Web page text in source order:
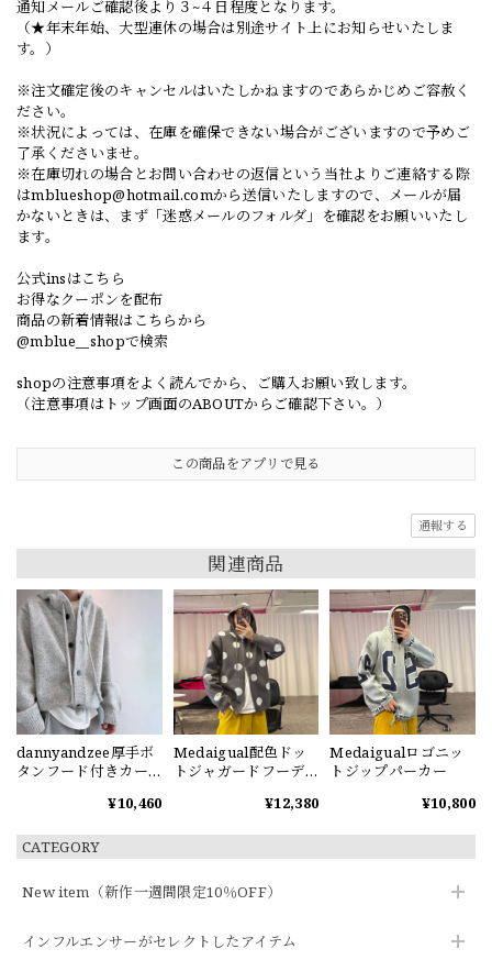
CATEGORY
New item（新作一週間限定10％OFF）
インフルエンサーがセレクトしたアイテム
通知メールご確認後より３~４日程度となります。
（★年末年始、大型連休の場合は別途サイト上にお知らせいたしま
す。）
※注文確定後のキャンセルはいたしかねますのであらかじめご容赦く
ださい。
※状況によっては、在庫を確保できない場合がございますので予めご
了承くださいませ。
※在庫切れの場合とお問い合わせの返信という当社よりご連絡する際
はmblueshop@hotmail.comから送信いたしますので、メールが届
かないときは、まず「迷惑メールのフォルダ」を確認をお願いいたし
ます。
公式insはこちら
お得なクーポンを配布
商品の新着情報はこちらから
@mblue__shopで検索
shopの注意事項をよく読んでから、ご購入お願い致します。
（注意事項はトップ画面のABOUTからご確認下さい。）
この商品をアプリで見る
通報する
関連商品
dannyandzee厚手ボ
タンフード付きカー
¥10,460
Medaigual配色ドッ
トジャガードフーデ
¥12,380
Medaigualロゴニッ
トジップパーカー
¥10,800